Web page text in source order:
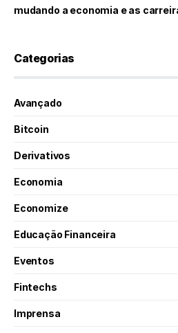
mudando a economia e as
Categorias
Avançado
Bitcoin
Derivativos
Economia
Economize
Educação Financeira
Eventos
Fintechs
Imprensa